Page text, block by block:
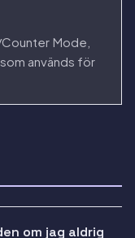
Mode,
används för
om jag aldrig